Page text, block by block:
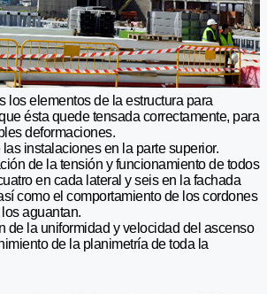
los elementos de la estructura para
ésta quede tensada correctamente, para
deformaciones.
instalaciones en la parte superior.
de la tensión y funcionamiento de todos
en cada lateral y seis en la fachada
como el comportamiento de los cordones
aguantan.
de la uniformidad y velocidad del ascenso
de la planimetría de toda la